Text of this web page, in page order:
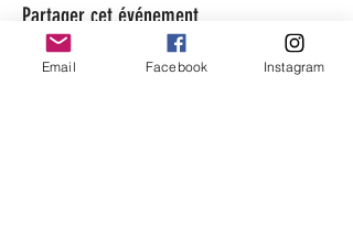
Partager cet événement
Email Facebook Instagram